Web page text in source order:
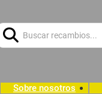
Sobre nosotros